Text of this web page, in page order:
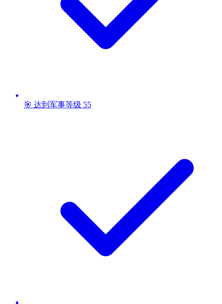
🎯 达到军事等级 55